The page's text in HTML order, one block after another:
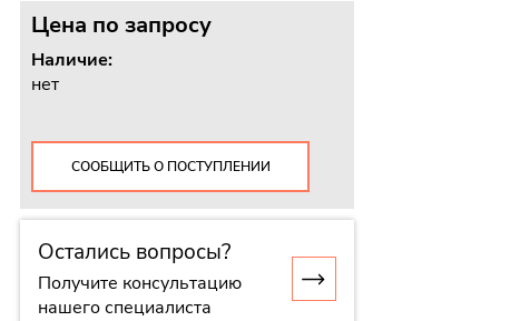
Цена по запросу
Наличие:
нет
СООБЩИТЬ О ПОСТУПЛЕНИИ
Остались вопросы?
Получите консультацию
нашего специалиста